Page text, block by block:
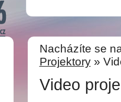
Nacházíte se
Projektory»
Video